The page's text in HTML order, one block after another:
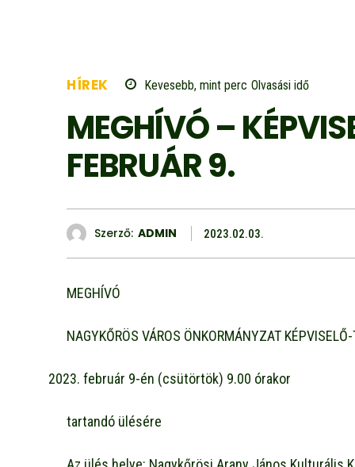
HÍREK Kevesebb, mintperc Olvasási idő
MEGHÍVÓ –
FEBRUÁR 9.
Szerző: ADMIN 2023.02.03.
MEGHÍVÓ
NAGYKŐRÖS VÁROS ÖNKORMÁNYZAT
február 9-én (csütörtök) 9.00 órakor
tartandó ülésére